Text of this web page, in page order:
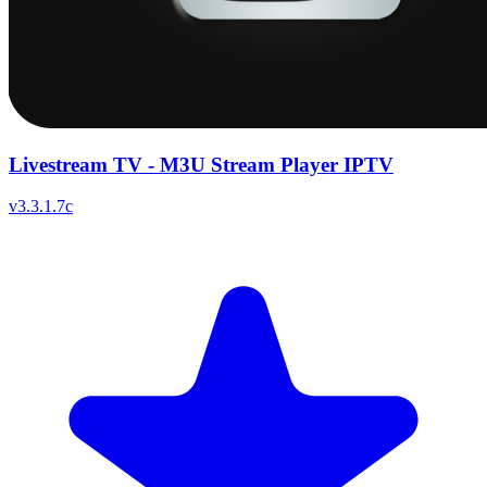
Livestream TV - M3U Stream Player IPTV
v3.3.1.7c